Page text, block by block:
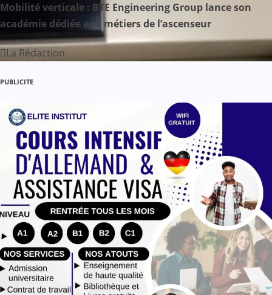
a
r
t
c
Mobilité verticale : BTE Engineering Group lance son
académie dédiée aux métiers de l’ascenseur
La Rédaction
PUBLICITE